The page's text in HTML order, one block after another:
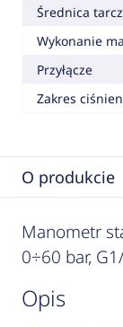
Średnica
Wykonanie
Przyłącze
Zakres
O produkcie
Manometr
0÷60 bar,
opis